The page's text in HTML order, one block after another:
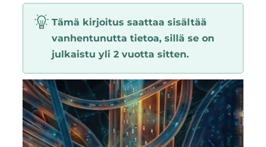
smooth
Tampere
Region
Tämä kirjoitus saattaa sisältää
vanhentunutta tietoa, sillä se on
julkaistu yli 2 vuotta sitten.